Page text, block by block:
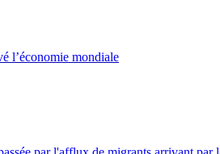
l’économie mondiale